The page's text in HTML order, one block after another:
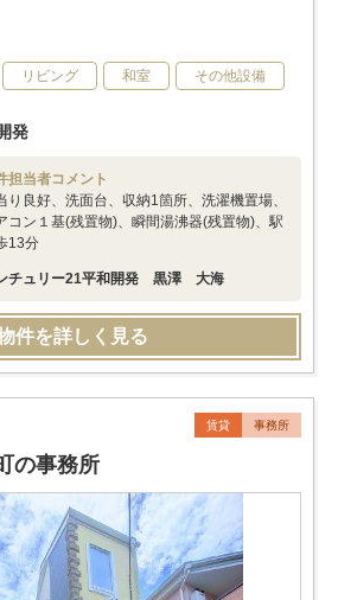
リビング 和室 その他設備
発
担当者コメント
り良好、洗面台、収納1箇所、洗濯機置場、
コン１基(残置物)、瞬間湯沸器(残置物)、駅
13分
チュリー21平和開発 黒澤 大海
件を詳しく見る
賃貸 事務所
の事務所